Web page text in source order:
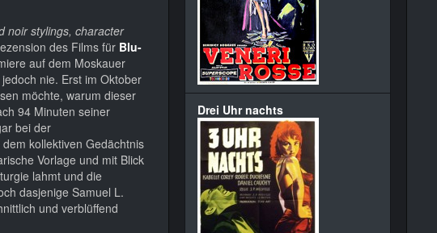
noir stylings, character
des Films für Blu-
auf dem Moskauer
nie. Erst im Oktober
möchte, warum dieser
94 Minuten seiner
bei der
kollektiven Gedächtnis
Vorlage und mit Blick
lahmt und die
dasjenige Samuel L.
und verblüffend
Drei Uhr nachts